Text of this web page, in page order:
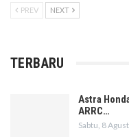
PREV NEXT
TERBARU
Astra
ARRC…
Sabtu, 8